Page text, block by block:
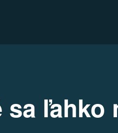
ľahko